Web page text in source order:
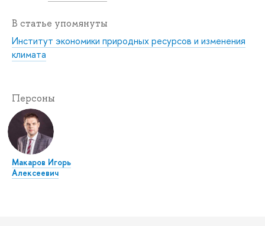
В статье упомянуты
Институт экономики природных ресурсов и изменения
климата
Персоны
Макаров Игорь
Алексеевич